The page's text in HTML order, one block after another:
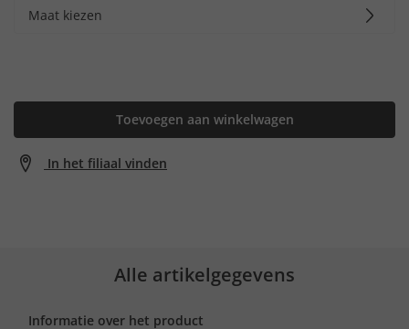
Maat kiezen
Toevoegen aan winkelwagen
In het filiaal vinden
Alle artikelgegevens
Informatie over het product